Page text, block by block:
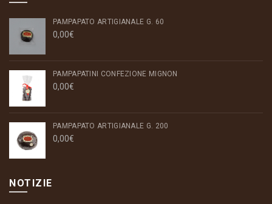
PAMPAPATO ARTIGIANALE G. 60
0,00€
PAMPAPATINI CONFEZIONE MIGNON
0,00€
PAMPAPATO ARTIGIANALE G. 200
0,00€
NOTIZIE